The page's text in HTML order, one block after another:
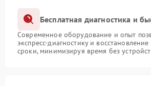
Бесплатная диагностика и
Современное оборудование и опыт
экспресс-диагностику и
сроки, минимизируя время без